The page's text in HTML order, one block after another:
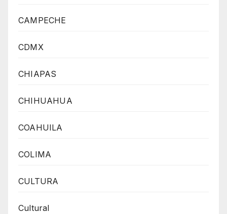
CAMPECHE
CDMX
CHIAPAS
CHIHUAHUA
COAHUILA
COLIMA
CULTURA
Cultural